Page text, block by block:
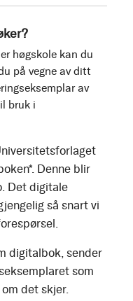
høgskole kan du
på vegne av ditt
av
bruk i
Denne blir
Det digitale
så snart vi
digitalbok, sender
som
det skjer.